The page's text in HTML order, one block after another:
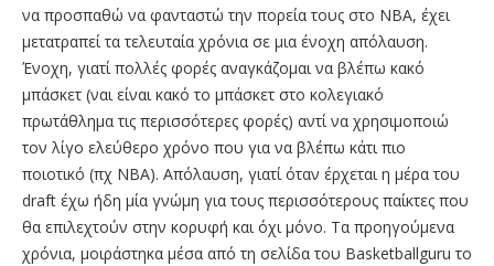
να προσπαθώ να φανταστώ την πορεία τους στο ΝΒΑ, έχει
μετατραπεί τα τελευταία χρόνια σε μια ένοχη απόλαυση.
Ένοχη, γιατί πολλές φορές αναγκάζομαι να βλέπω κακό
μπάσκετ (ναι είναι κακό το μπάσκετ στο κολεγιακό
πρωτάθλημα τις περισσότερες φορές) αντί να χρησιμοποιώ
τον λίγο ελεύθερο χρόνο που για να βλέπω κάτι πιο
ποιοτικό (πχ ΝΒΑ). Απόλαυση, γιατί όταν έρχεται η μέρα του
draft έχω ήδη μία γνώμη για τους περισσότερους παίκτες που
θα επιλεχτούν στην κορυφή και όχι μόνο. Τα προηγούμενα
χρόνια, μοιράστηκα μέσα από τη σελίδα του Basketballguru το